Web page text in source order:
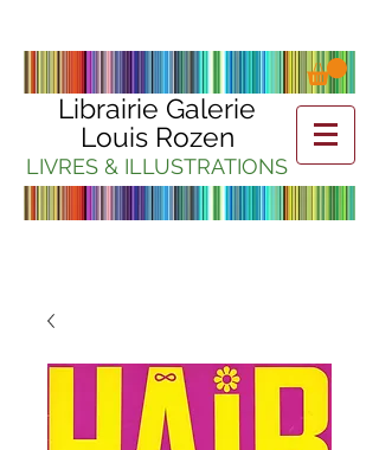
Librairie Galerie
Louis Rozen
LIVRES & ILLUSTRATIONS